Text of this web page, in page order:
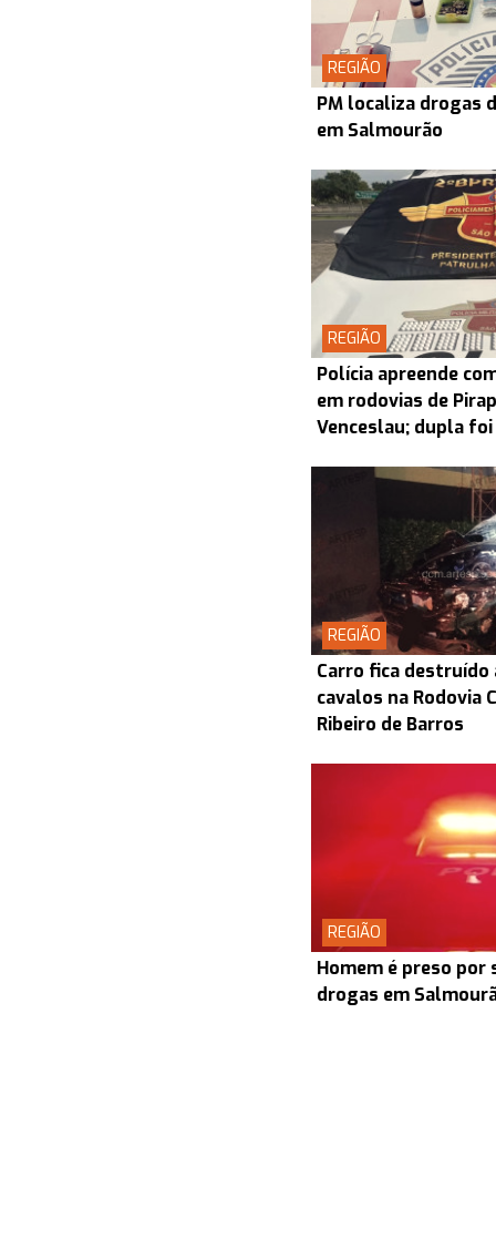
REGIÃO
PM localiza drogas
em Salmourão
REGIÃO
Polícia apreende
em rodovias de
Venceslau; dupla
REGIÃO
Carro fica
cavalos na Rodovia
Ribeiro de Barros
REGIÃO
Homem é preso
drogas em